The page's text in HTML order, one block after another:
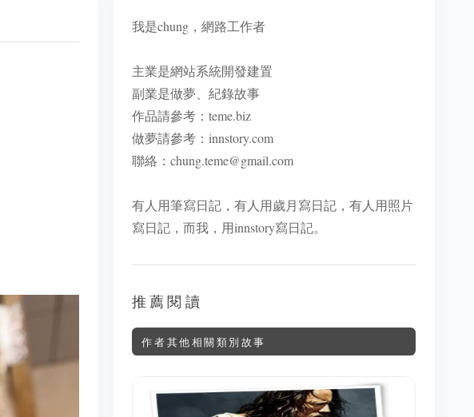
我是chung，網路工作者
主業是網站系統開發建置
副業是做夢、紀錄故事
作品請參考： teme.biz
做夢請參考： innstory.com
聯絡： chung.teme@gmail.com
有人用筆寫日記，有人用歲月寫日記，有人用照片
寫日記，而我，用innstory寫日記。
推薦閱讀
作者其他相關類別故事